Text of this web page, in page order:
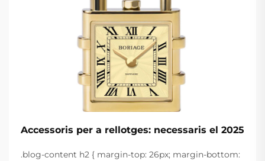
Accessoris per a rellotges: necessaris el 2025
.blog-content h2 { margin-top: 26px; margin-bottom: